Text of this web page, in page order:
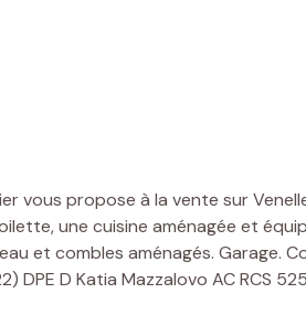
vous propose à la vente sur
une cuisine aménagée et
et combles aménagés. Garage.
DPE D Katia Mazzalovo AC RCS